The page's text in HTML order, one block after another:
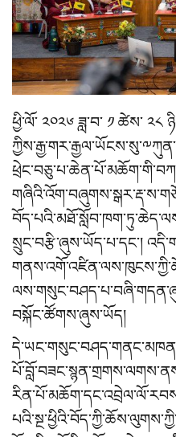
ཕྱི་ལོ་ ༢༠༢༦ ཟླ་བ་ ༡ ཚེས་ ༢༨
སྲུང་བརྩི་ཞུས་ཡོད་པ་དང་།
བསྐོང་ཚོགས་ཞུས་ཡོད།